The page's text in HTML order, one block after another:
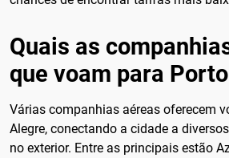
Quais as
que voam para
Várias companhias aéreas oferecem
Alegre, conectando a cidade a
no exterior. Entre as principais estão